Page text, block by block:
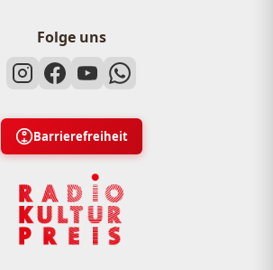
Folge uns
Barrierefreiheit